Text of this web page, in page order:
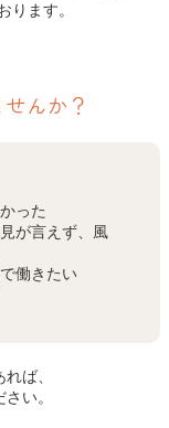
ります。
んか？
った
が言えず、風
働きたい
ば、
い。